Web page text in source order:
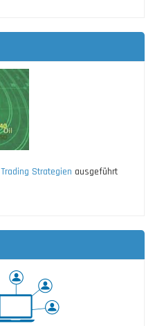
Trading Strategien ausgeführt